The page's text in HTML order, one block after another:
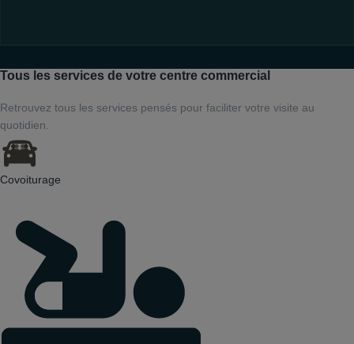
Tous les services de votre centre commercial
Retrouvez tous les services pensés pour faciliter votre visite au
quotidien.
Covoiturage